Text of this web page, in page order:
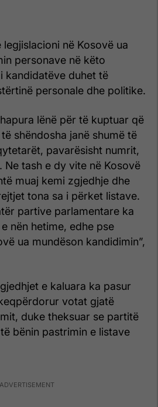
në Kosovë ua
personave në këto
kandidatëve duhet të
personale dhe politike.
lënë për të kuptuar që
shëndosha janë shumë të
pavarësisht numrit,
Ne tash e dy vite në Kosovë
muaj kemi zgjedhje dhe
tona sa i përket listave.
partive parlamentare ka
nën hetime, edhe pse
ua mundëson kandidimin”,
e kaluara ka pasur
votat gjatë
duke theksuar se partitë
bënin pastrimin e listave